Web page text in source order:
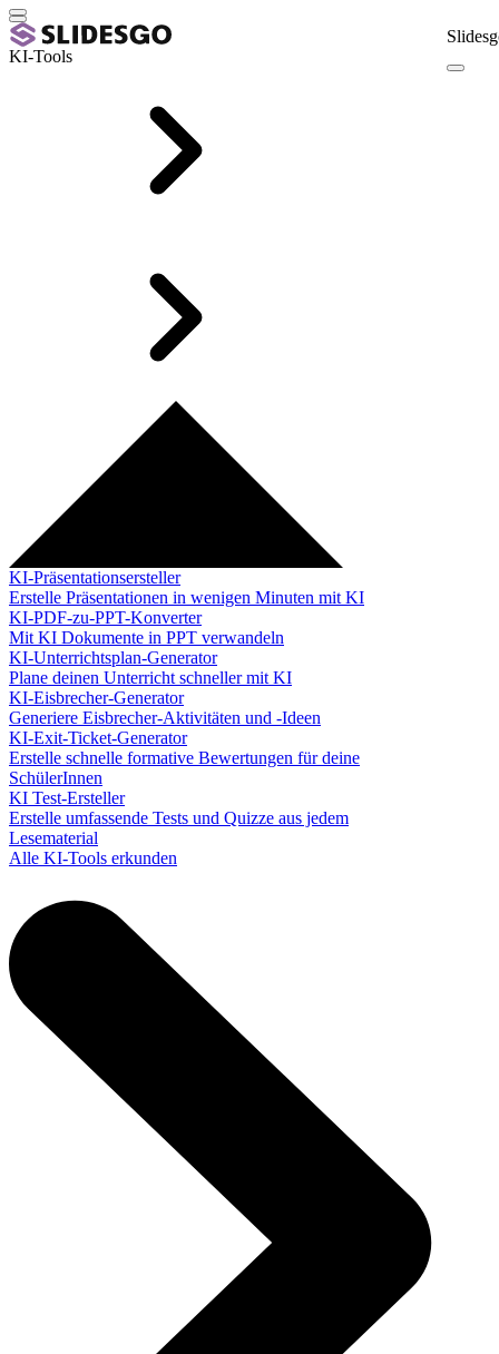
KI-Tools
KI-Präsentationsersteller
Erstelle Präsentationen in wenigen Minuten mit KI
KI-PDF-zu-PPT-Konverter
Mit KI Dokumente in PPT verwandeln
KI-Unterrichtsplan-Generator
Plane deinen Unterricht schneller mit KI
KI-Eisbrecher-Generator
Generiere Eisbrecher-Aktivitäten und -Ideen
KI-Exit-Ticket-Generator
Erstelle schnelle formative Bewertungen für deine
SchülerInnen
KI Test-Ersteller
Erstelle umfassende Tests und Quizze aus jedem
Lesematerial
Alle KI-Tools erkunden